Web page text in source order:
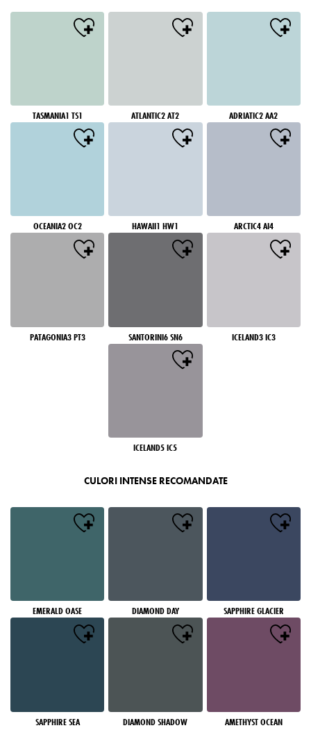
TASMANIA1 TS1 ATLANTIC2 AT2 ADRIATIC2 AA2
OCEANIA2 OC2 HAWAII1 HW1 ARCTIC4 AI4
PATAGONIA3 PT3 SANTORINI6 SN6 ICELAND3 IC3
ICELAND5 IC5
CULORI INTENSE RECOMANDATE
EMERALD OASE DIAMOND DAY SAPPHIRE GLACIER
SAPPHIRE SEA DIAMOND SHADOW AMETHYST OCEAN